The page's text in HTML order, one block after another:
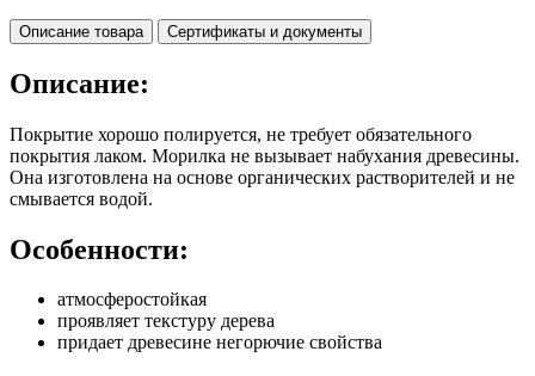
Описание товара Сертификаты и документы
Описание:
Покрытие хорошо полируется, не требует обязательного
покрытия лаком. Морилка не вызывает набухания древесины.
Она изготовлена на основе органических растворителей и не
смывается водой.
Особенности:
атмосферостойкая
проявляет текстуру дерева
придает древесине негорючие свойства